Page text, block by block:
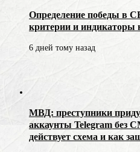
Определение победы в
критерии и индикаторы
6 дней тому назад
МВД: преступники
аккаунты Telegram без
действует схема и как